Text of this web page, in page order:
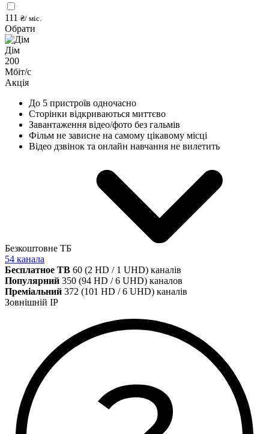
111 ₴/ міс.
Обрати
Дім
200
Мбіт/с
Акція
До 5 пристроїв одночасно
Сторінки відкриваються миттєво
Завантаження відео/фото без гальмів
Фільм не зависне на самому цікавому місці
Відео дзвінок та онлайн навчання не вилетить
Безкоштовне ТБ
54 канала
Бесплатное ТВ 60 (2 HD / 1 UHD) каналів
Популярний 350 (94 HD / 6 UHD) каналов
Преміальний 372 (101 HD / 6 UHD) каналів
Зовнішній IP